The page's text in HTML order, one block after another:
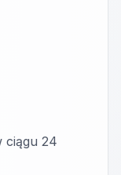
ciągu 24